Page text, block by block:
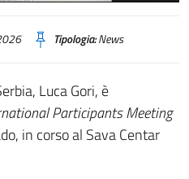
Tipologia:News
Luca Gori, è
Participants Meeting
in corso al Sava Centar